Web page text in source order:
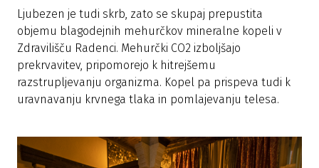
Ljubezen je tudi skrb, zato se skupaj prepustita
objemu blagodejnih mehurčkov mineralne kopeli v
Zdravilišču Radenci. Mehurčki CO2 izboljšajo
prekrvavitev, pripomorejo k hitrejšemu
razstrupljevanju organizma. Kopel pa prispeva tudi k
uravnavanju krvnega tlaka in pomlajevanju telesa.